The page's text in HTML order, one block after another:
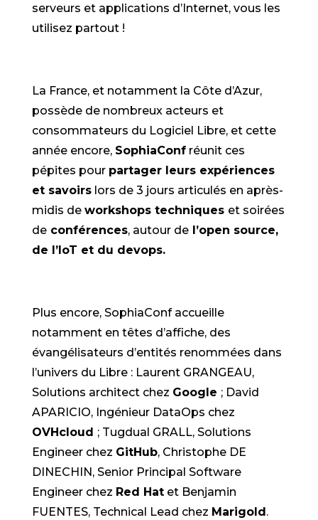
serveurs et applications d’Internet, vous les
utilisez partout !
La France, et notamment la Côte d’Azur,
possède de nombreux acteurs et
consommateurs du Logiciel Libre, et cette
année encore, SophiaConfréunit ces
pépites pour partager leurs expériences
et savoirslors de 3 jours articulés en après-
midis de workshops techniques et soirées
deconférences, autour del’open source,
de l’IoT et du devops.
Plus encore, SophiaConf accueille
notamment en têtes d’affiche, des
évangélisateurs d’entités renommées dans
l’univers du Libre : Laurent GRANGEAU,
Solutions architect chez Google ; David
APARICIO, Ingénieur DataOps chez
OVHcloud ; Tugdual GRALL, Solutions
Engineer chez GitHub, Christophe DE
DINECHIN, Senior Principal Software
Engineer chez Red Hatet Benjamin
FUENTES, Technical Lead chez Marigold.